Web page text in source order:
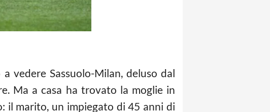
vedere Sassuolo-Milan, deluso dal
Ma a casa ha trovato la moglie in
il marito, un impiegato di 45 anni di